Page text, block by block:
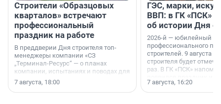
Строители «Образцовых
кварталов» встречают
профессиональный
праздник на работе
В преддверии Дня строителя топ-
менеджеры компании «СЗ
„Терминал-Ресурс“ — о планах
компании, испытаниях и поводах для
осторожного оптимизма.
7 августа, 18:00
ГЭС, марки,
ВВП: в ГК «ПСК»
об истории Дня
2026-й — юбилейный
профессионального
строителей. 9 августа
строителя будет
раз. В ГК «ПСК»
поменялась роль
7 августа, 16:20